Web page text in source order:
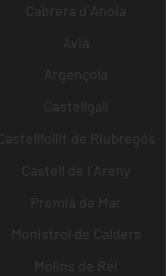
Cabrera d´Anoia
Avià
Argençola
Castellgalí
Castellfollit de Riubregós
Castell de l´Areny
Premià de Mar
Monistrol de Calders
Molins de Rei